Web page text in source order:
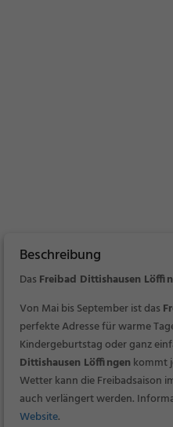
Beschreibung
Das Freibad Dittishausen
Von Mai bis September ist das
perfekte Adresse für warme
Kindergeburtstag oder ganz
Dittishausen Löffingen kommt
Wetter kann die Freibadsaison
auch verlängert werden.
Website.